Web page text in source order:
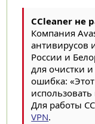
CCleaner не
Компания
антивирусов
России и
для очистки
ошибка:
​Для работы
VPN.